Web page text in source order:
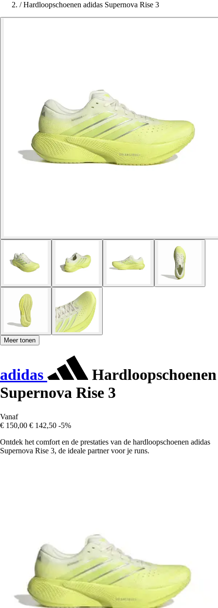
/ Hardloopschoenen adidas Supernova Rise 3
Meer tonen
adidas
Hardloopschoenen
Supernova Rise 3
Vanaf
€ 150,00 € 142,50 -5%
Ontdek het comfort en de prestaties van de hardloopschoenen adidas
Supernova Rise 3, de ideale partner voor je runs.